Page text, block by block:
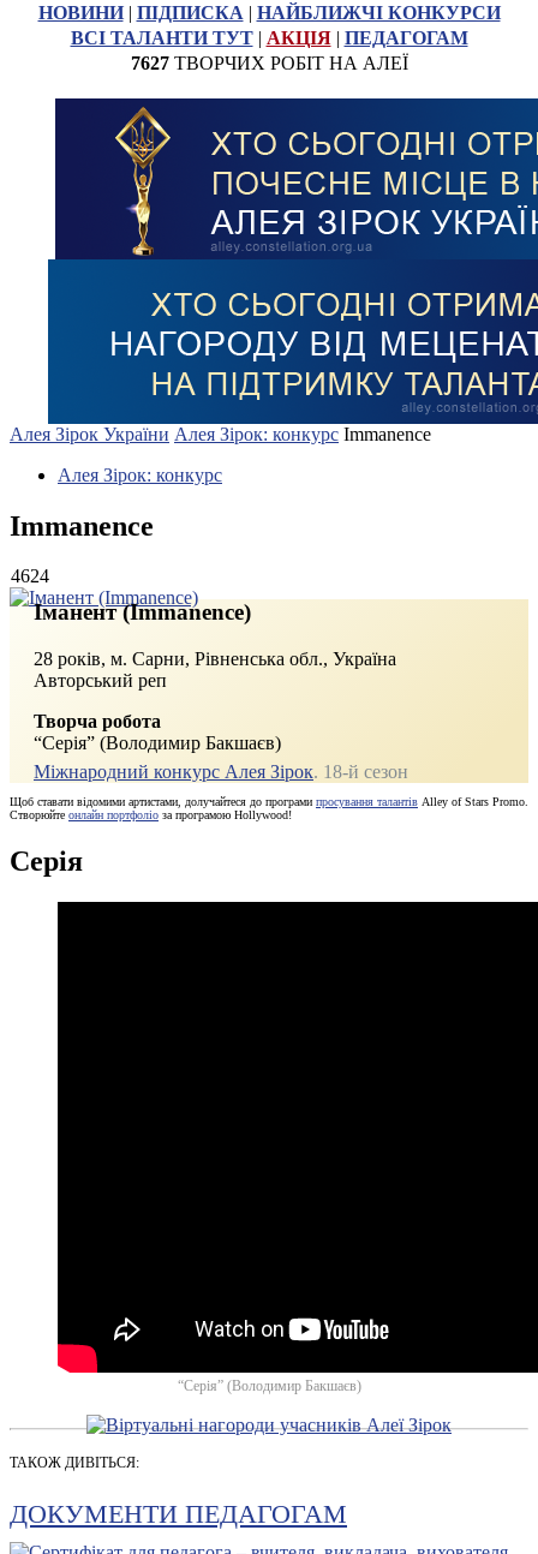
НОВИНИ| ПІДПИСКА | НАЙБЛИЖЧІ КОНКУРСИ
ВСІ ТАЛАНТИ ТУТ| АКЦІЯ| ПЕДАГОГАМ
7627ТВОРЧИХ РОБІТ НА АЛЕЇ
Алея Зірок України Алея Зірок: конкурс Immanence
Алея Зірок: конкурс
Immanence
4624
Іманент (Immanence)
28 років, м. Сарни, Рівненська обл., Україна
Авторський реп
Творча робота
“Серія” (Володимир Бакшаєв)
Міжнародний конкурс Алея Зірок. 18-й сезон
Щоб ставати відомими артистами, долучайтеся до програми просування талантів Alley of Stars Promo.
Створюйте онлайн портфоліо за програмою Hollywood!
Серія
“Серія” (Володимир Бакшаєв)
ТАКОЖ ДИВІТЬСЯ:
ДОКУМЕНТИ ПЕДАГОГАМ